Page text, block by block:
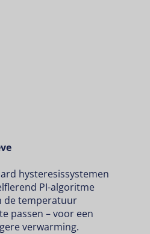
hysteresissystemen
PI-algoritme
de temperatuur
passen – voor een
verwarming.